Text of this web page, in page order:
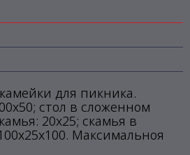
для пикника.
стол в сложенном
20х25; скамья в
Максимальноя